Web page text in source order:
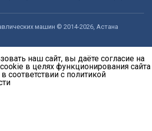
машин © 2014-2026, Астана
наш сайт, вы даёте согласие на
в целях функционирования сайта
соответствии с политикой